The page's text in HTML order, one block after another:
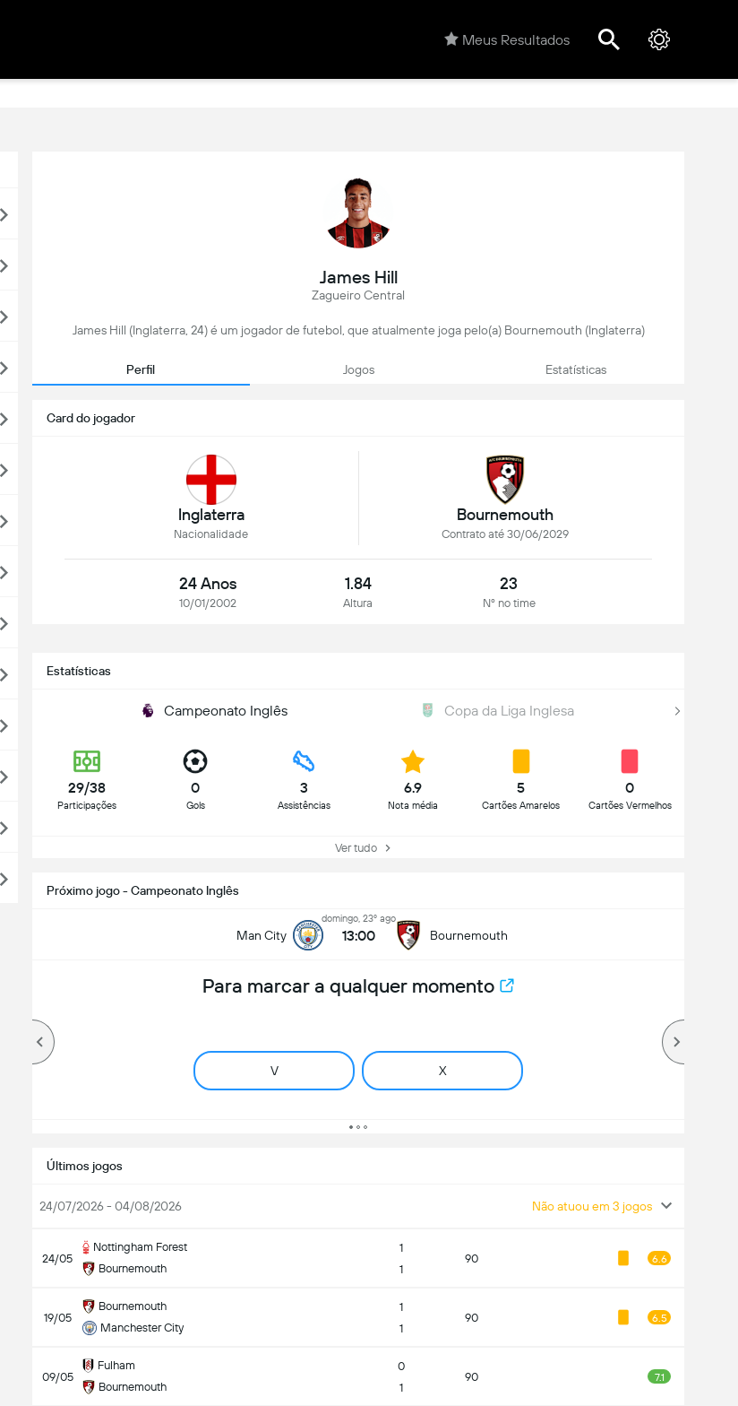
Meus Resultados
James Hill
Zagueiro Central
James Hill (Inglaterra, 24) é um jogador de futebol, que atualmente joga pelo(a) Bournemouth (Inglaterra)
Perfil Jogos Estatísticas
Card do jogador
Inglaterra
Nacionalidade
Bournemouth
Contrato até 30/06/2029
24 Anos
10/01/2002
1.84
Altura
23
Nº no time
Estatísticas
Campeonato Inglês Copa da Liga Inglesa
29/38
Participações
0
Gols
3
Assistências
6.9
Nota média
5
Cartões Amarelos
0
Cartões Vermelhos
Ver tudo
Próximo jogo - Campeonato Inglês
Man City
domingo, 23º ago
13:00 Bournemouth
Para marcar a qualquer momento
V X
Últimos jogos
24/07/2026 - 04/08/2026 Não atuou em 3 jogos
24/05
Nottingham Forest
Bournemouth
1
1
90 6.6
19/05
Bournemouth
Manchester City
1
1
90 6.5
09/05
Fulham
Bournemouth
0
1
90 7.1